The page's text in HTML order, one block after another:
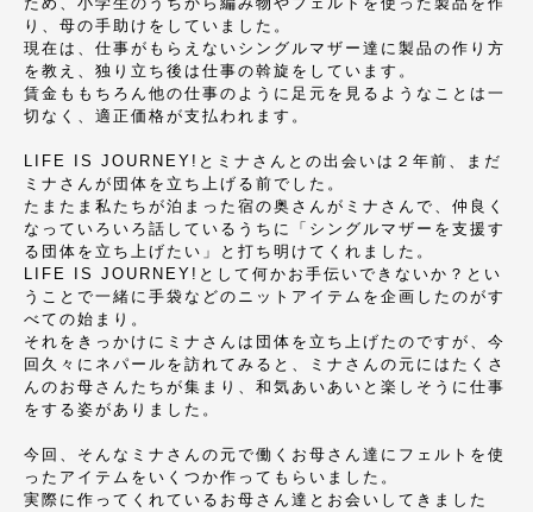
り、母の手助けをしていました。
現在は、仕事がもらえないシングルマザー達に製品の作り方
を教え、独り立ち後は仕事の斡旋をしています。
賃金ももちろん他の仕事のように足元を見るようなことは一
切なく、適正価格が支払われます。
LIFE IS JOURNEY!とミナさんとの出会いは２年前、まだ
ミナさんが団体を立ち上げる前でした。
たまたま私たちが泊まった宿の奥さんがミナさんで、仲良く
なっていろいろ話しているうちに「シングルマザーを支援す
る団体を立ち上げたい」と打ち明けてくれました。
LIFE IS JOURNEY!として何かお手伝いできないか？とい
うことで一緒に手袋などのニットアイテムを企画したのがす
べての始まり。
それをきっかけにミナさんは団体を立ち上げたのですが、今
回久々にネパールを訪れてみると、ミナさんの元にはたくさ
んのお母さんたちが集まり、和気あいあいと楽しそうに仕事
をする姿がありました。
今回、そんなミナさんの元で働くお母さん達にフェルトを使
ったアイテムをいくつか作ってもらいました。
実際に作ってくれているお母さん達とお会いしてきました